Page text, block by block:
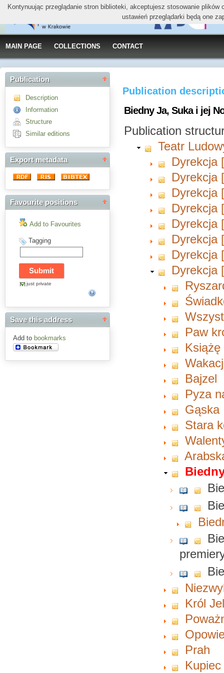
MAIN PAGE COLLECTIONS CONTACT
Publication
Description
Information
Structure
Similar editions
Export metadata
Favourite positions
Add to Favourites
Tagging
just private
Save this address
Add to bookmarks
Publication
Biedny Ja, Suka i jej
Publication
Teatr
Dyrekcja
Dyrekcja
Dyrekcja
Dyrekcja
Dyrekcja
Dyrekcja
Dyrekcja
Dyrekcja
Paw
Bajzel
Pyza
Gąska
Stara
Król
Prah
Kontynuując przeglądanie stron biblioteki, akceptujesz stosowanie
ustawień przeglądarki będą one